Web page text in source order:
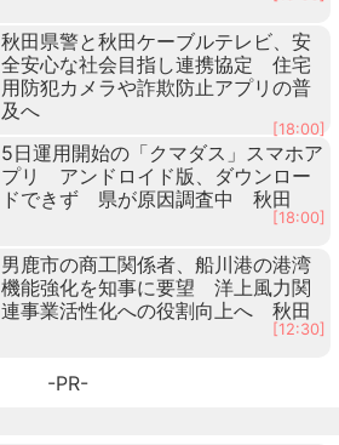
秋田県警と秋田ケーブルテレビ、安
全安心な社会目指し連携協定 住宅
用防犯カメラや詐欺防止アプリの普
及へ
[18:00]
5日運用開始の「クマダス」スマホア
プリ アンドロイド版、ダウンロー
ドできず 県が原因調査中 秋田
[18:00]
男鹿市の商工関係者、船川港の港湾
機能強化を知事に要望 洋上風力関
連事業活性化への役割向上へ 秋田
[12:30]
-PR-